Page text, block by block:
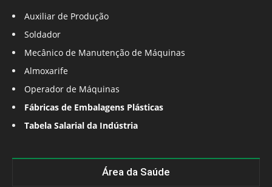
Auxiliar de Produção
Soldador
Mecânico de Manutenção de Máquinas
Almoxarife
Operador de Máquinas
Fábricas de Embalagens Plásticas
Tabela Salarial da Indústria
Área da Saúde